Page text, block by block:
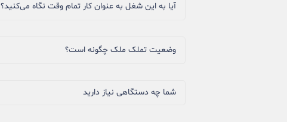
آیا به این شغل به عنوان کار تمام وقت نگاه می‌کنید؟
وضعیت تملک ملک چگونه است؟
شما چه دستگاهی نیاز دارید